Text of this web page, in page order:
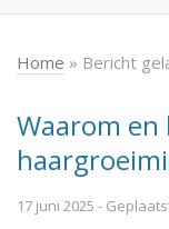
Home » Bericht
Waarom en
17 juni 2025 -